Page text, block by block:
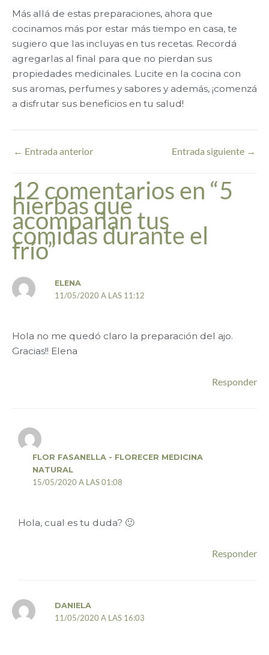
Más allá de estas preparaciones, ahora que
cocinamos más por estar más tiempo en casa, te
sugiero que las incluyas en tus recetas. Recordá
agregarlas al final para que no pierdan sus
propiedades medicinales. Lucite en la cocina con
sus aromas, perfumes y sabores y además, ¡comenzá
a disfrutar sus beneficios en tu salud!
← Entrada anterior Entrada siguiente →
12 comentarios en “5
hierbas que
acompañan tus
comidas durante el
frío”
ELENA
11/05/2020 A LAS 11:12
Hola no me quedó claro la preparación del ajo.
Gracias!! Elena
Responder
FLOR FASANELLA - FLORECER MEDICINA
NATURAL
15/05/2020 A LAS 01:08
Hola, cual es tu duda? 🙂
Responder
DANIELA
11/05/2020 A LAS 16:03